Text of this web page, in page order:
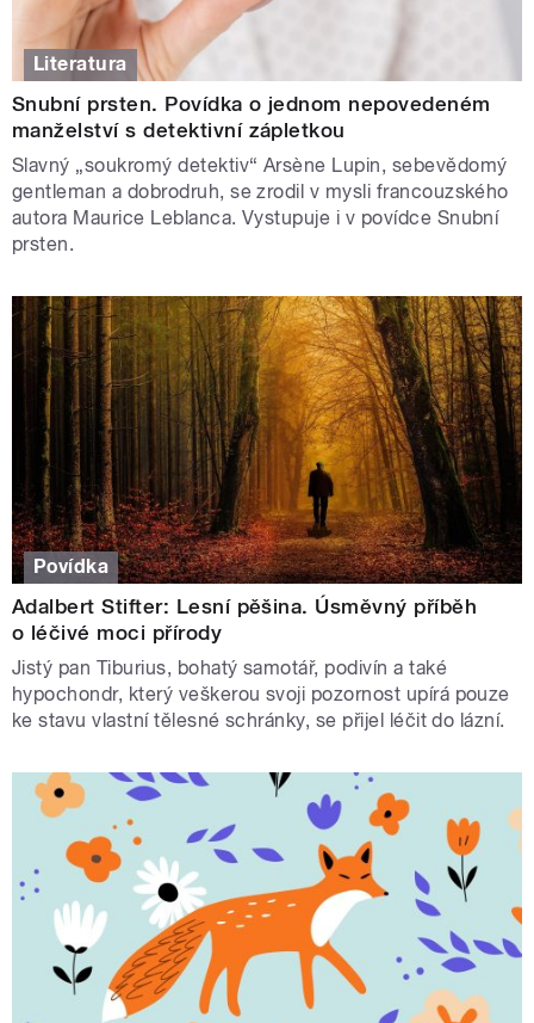
Literatura
Snubní prsten. Povídka o jednom nepovedeném
manželství s detektivní zápletkou
Slavný „soukromý detektiv“ Arsène Lupin, sebevědomý
gentleman a dobrodruh, se zrodil v mysli francouzského
autora Maurice Leblanca. Vystupuje i v povídce Snubní
prsten.
Povídka
Adalbert Stifter: Lesní pěšina. Úsměvný příběh
o léčivé moci přírody
Jistý pan Tiburius, bohatý samotář, podivín a také
hypochondr, který veškerou svoji pozornost upírá pouze
ke stavu vlastní tělesné schránky, se přijel léčit do lázní.